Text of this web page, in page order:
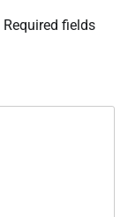
Required fields